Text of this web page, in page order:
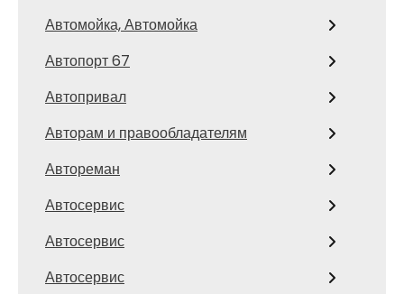
Автомойка, Автомойка
Автопорт 67
Автопривал
Авторам и правообладателям
Автореман
Автосервис
Автосервис
Автосервис